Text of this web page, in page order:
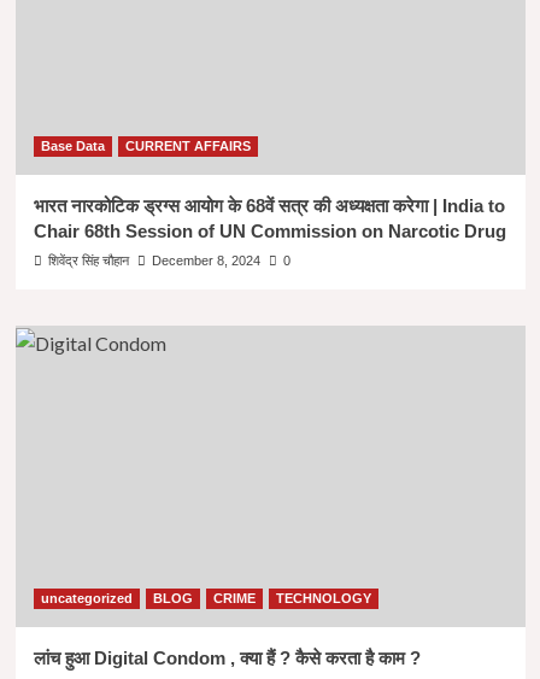
Base Data CURRENT AFFAIRS
भारत नारकोटिक ड्रग्स आयोग के 68वें सत्र की अध्यक्षता करेगा | India to
Chair 68th Session of UN Commission on Narcotic Drug
शिवेंद्र सिंह चौहान December 8, 2024 0
uncategorized BLOG CRIME TECHNOLOGY
लांच हुआ Digital Condom , क्या हैं ? कैसे करता है काम ?